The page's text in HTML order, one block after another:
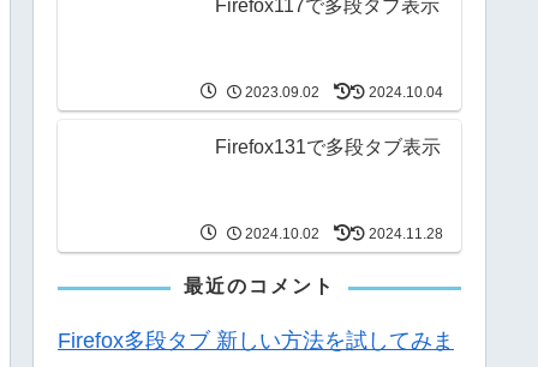
Firefox117で多段タブ表示
2023.09.02 2024.10.04
Firefox131で多段タブ表示
2024.10.02 2024.11.28
最近のコメント
Firefox多段タブ 新しい方法を試してみま